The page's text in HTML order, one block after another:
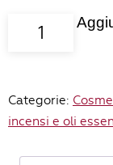
Sapone
olio
di
Categorie:
incensi e oli